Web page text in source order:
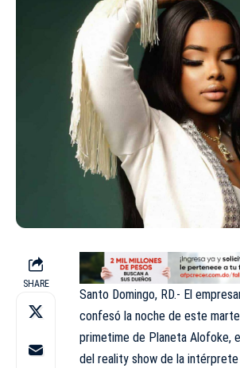
SHARE
Santo Domingo, RD.- El
confesó la noche de este
primetime de Planeta Alofoke,
del reality show de la intérprete